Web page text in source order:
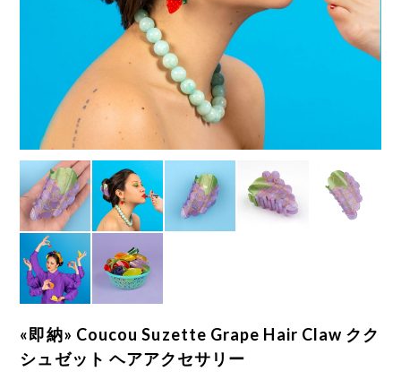
«即納» Coucou Suzette Grape Hair Claw クク
シュゼット ヘアアクセサリー